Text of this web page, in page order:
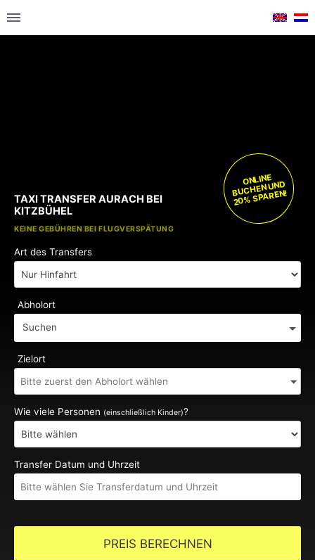
KOSTENLOSE KINDERSITZE
KEINE GEBÜHREN BEI FLUGVERSPÄTUNG
TAXI TRANSFER AURACH BEI
KITZBÜHEL
ONLINE
BUCHEN UND
20% SPAREN!
Art des Transfers
Abholort
Suchen
Zielort
Wie viele Personen (einschließlich Kinder)?
Transfer Datum und Uhrzeit
PREIS BERECHNEN